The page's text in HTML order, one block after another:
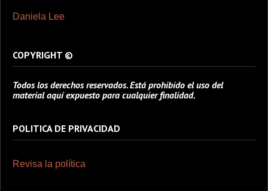
Daniela Lee
COPYRIGHT ©
Todos los derechos reservados. Está prohibido el uso del
material aquí expuesto para cualquier finalidad.
POLITICA DE PRIVACIDAD
Revisa la política